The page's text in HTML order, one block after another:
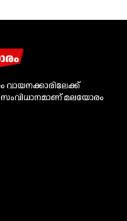
വായനക്കാരിലേക്ക്
സംവിധാനമാണ് മലയോരം